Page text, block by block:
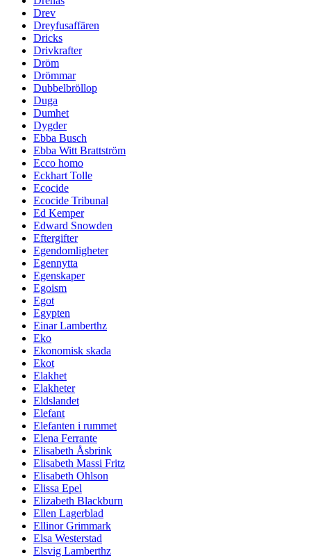
Drev
Dreyfusaffären
Dricks
Drivkrafter
Dröm
Drömmar
Dubbelbröllop
Duga
Dumhet
Dygder
Ebba Busch
Ebba Witt Brattström
Ecco homo
Eckhart Tolle
Ecocide
Ecocide Tribunal
Ed Kemper
Edward Snowden
Eftergifter
Egendomligheter
Egennytta
Egenskaper
Egoism
Egot
Egypten
Einar Lamberthz
Eko
Ekonomisk skada
Ekot
Elakhet
Elakheter
Eldslandet
Elefant
Elefanten i rummet
Elena Ferrante
Elisabeth Åsbrink
Elisabeth Massi Fritz
Elisabeth Ohlson
Elissa Epel
Elizabeth Blackburn
Ellen Lagerblad
Ellinor Grimmark
Elsa Westerstad
Elsvig Lamberthz